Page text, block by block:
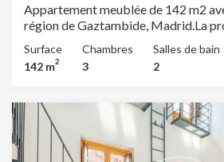
Appartement meublée de 142 m2
région de Gaztambide, Madrid.La
intégrées et chauffage.
Surface
142 m2
Chambres
3
Salles de bain
2